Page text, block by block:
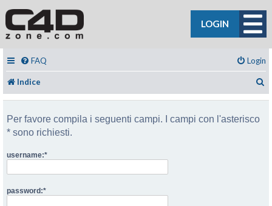
LOGIN
FAQ Login
Indice
Per favore compila i seguenti campi. I campi con l'asterisco
* sono richiesti.
username:
password: